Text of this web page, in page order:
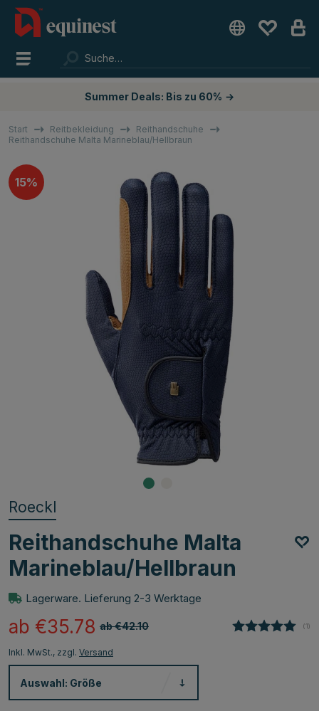
Summer Deals: Bis zu 60% →
Start Reitbekleidung
Reithandschuhe
Reithandschuhe Malta Marineblau/Hellbraun
15%
Roeckl
Reithandschuhe Malta
Marineblau/Hellbraun
Lagerware. Lieferung 2-3 Werktage
ab €42.10
ab €35.78 (1)
Inkl. MwSt., zzgl. Versand
Auswahl: Größe